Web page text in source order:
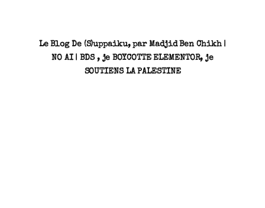
Le Blog De (S)uppaiku, par Madjid Ben Chikh |
NO AI | BDS , je BOYCOTTE ELEMENTOR, je
SOUTIENS LA PALESTINE